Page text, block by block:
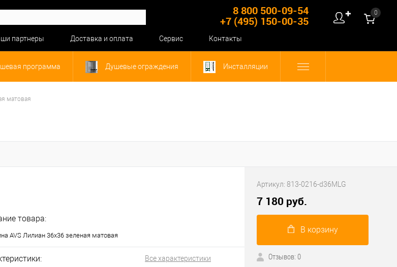
8 800 500-09-54
+7 (495) 150-00-35
партнеры Доставка и оплата Сервис Контакты
✚ 0
программа Душевые ограждения Инсталляции
матовая
товара:
AVS Лилиан 36x36 зеленая матовая
Все характеристики
Артикул: 813-0216-d36MLG
7 180 руб.
В корзину
Отзывов: 0